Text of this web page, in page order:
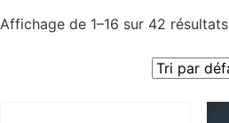
Affichage de 1–16 sur 42 résultats